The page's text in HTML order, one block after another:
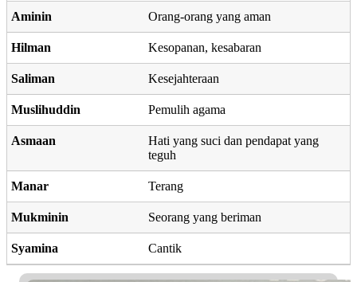
Aminin Orang-orang yang aman
Hilman Kesopanan, kesabaran
Saliman Kesejahteraan
Muslihuddin Pemulih agama
Asmaan
Hati yang suci dan pendapat yang
teguh
Manar Terang
Mukminin Seorang yang beriman
Syamina Cantik